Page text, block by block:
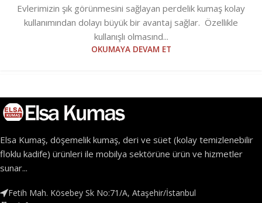
Evlerimizin şık görünmesini sağlayan perdelik kumaş kolay
kullanımından dolayı büyük bir avantaj sağlar. Özellikle
kullanışlı olmasınd...
OKUMAYA DEVAM ET
Elsa Kumaş, döşemelik kumaş, deri ve süet (kolay temizlenebilir
floklu kadife) ürünleri ile mobilya sektörüne ürün ve hizmetler
sunar...
Fetih Mah. Kösebey Sk No:71/A, Ataşehir/İstanbul